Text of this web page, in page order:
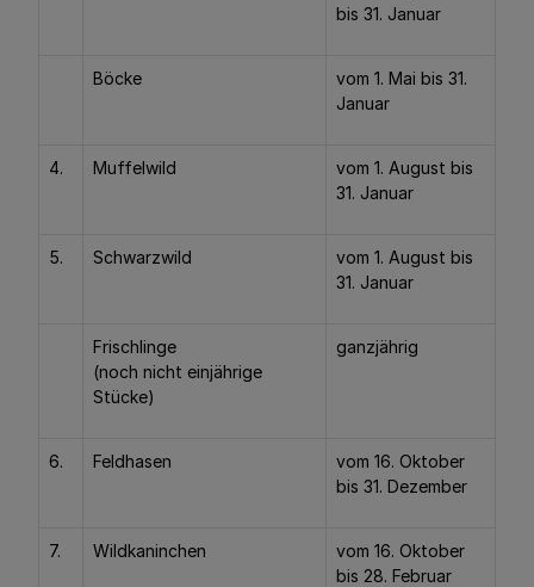
bis 31. Januar
Böcke
vom 1. Mai bis 31.
Januar
4. Muffelwild
vom 1. August bis
31. Januar
5. Schwarzwild
vom 1. August bis
31. Januar
Frischlinge
(noch nicht einjährige
Stücke)
ganzjährig
6. Feldhasen
vom 16. Oktober
bis 31. Dezember
7. Wildkaninchen
vom 16. Oktober
bis 28. Februar